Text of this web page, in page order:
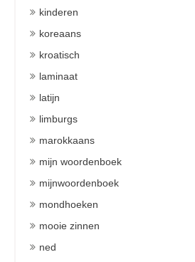
kinderen
koreaans
kroatisch
laminaat
latijn
limburgs
marokkaans
mijn woordenboek
mijnwoordenboek
mondhoeken
mooie zinnen
ned